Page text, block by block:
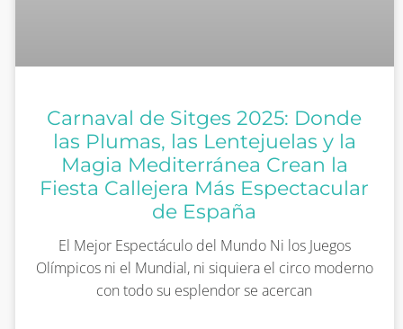
Carnaval de Sitges 2025: Donde
las Plumas, las Lentejuelas y la
Magia Mediterránea Crean la
Fiesta Callejera Más Espectacular
de España
El Mejor Espectáculo del Mundo Ni los Juegos
Olímpicos ni el Mundial, ni siquiera el circo moderno
con todo su esplendor se acercan